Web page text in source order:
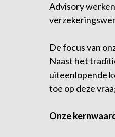
Advisory
De focus van
Naast het
uiteenlopende
toe op deze
Onze